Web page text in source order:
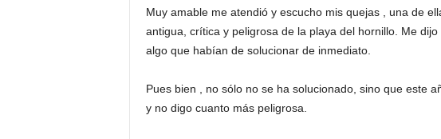
Muy amable me atendió y escucho mis quejas , una de
antigua, crítica y peligrosa de la playa del hornillo. Me
algo que habían de solucionar de inmediato.
Pues bien , no sólo no se ha solucionado, sino que este
y no digo cuanto más peligrosa.